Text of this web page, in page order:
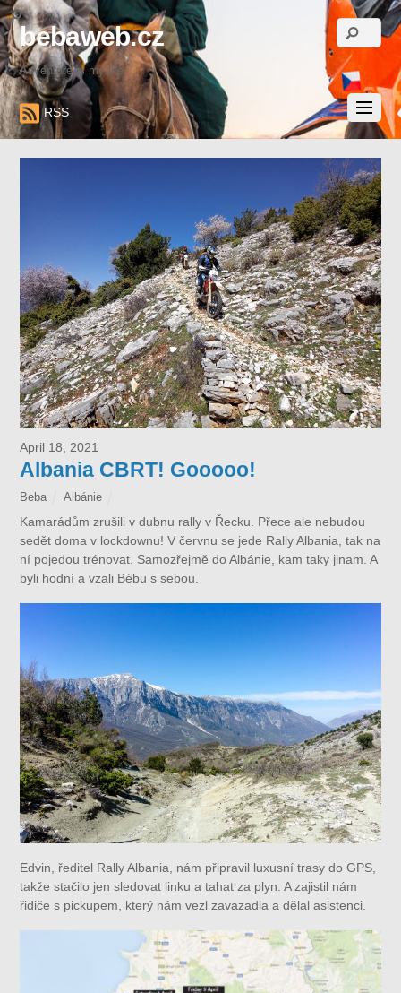
bebaweb.cz
Adventure is my life.
RSS
April 18, 2021
Albania CBRT! Gooooo!
Beba Albánie
Kamarádům zrušili v dubnu rally v Řecku. Přece ale nebudou
sedět doma v lockdownu! V červnu se jede Rally Albania, tak na
ní pojedou trénovat. Samozřejmě do Albánie, kam taky jinam. A
byli hodní a vzali Bébu s sebou.
Edvin, ředitel Rally Albania, nám připravil luxusní trasy do GPS,
takže stačilo jen sledovat linku a tahat za plyn. A zajistil nám
řidiče s pickupem, který nám vezl zavazadla a dělal asistenci.